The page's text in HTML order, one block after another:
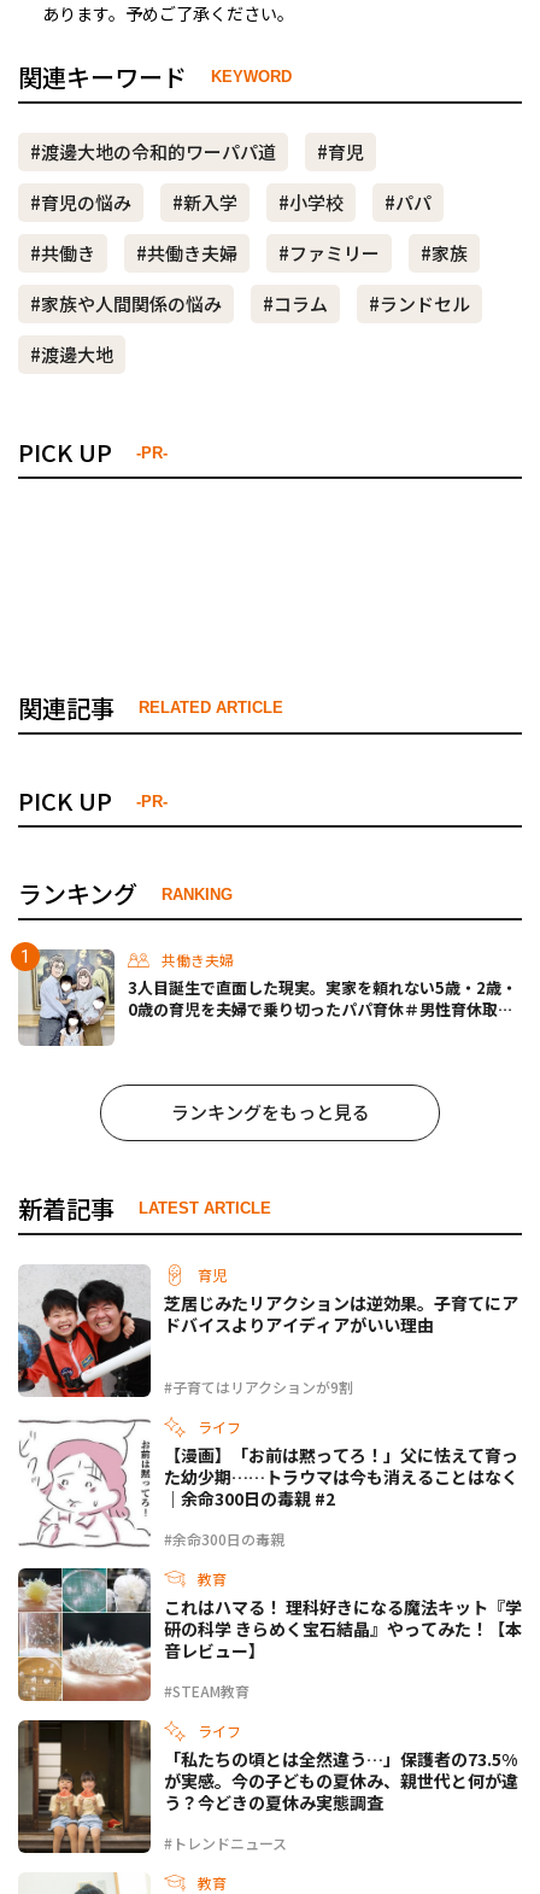
あります。予めご了承ください。
関連キーワード KEYWORD
#渡邊大地の令和的ワーパパ道
#育児
#育児の悩み
#新入学 #小学校
#パパ
#共働き
#共働き夫婦 #ファミリー
#家族
#家族や人間関係の悩み
#コラム
#ランドセル
#渡邊大地
PICK UP -PR-
関連記事 RELATED ARTICLE
PICK UP -PR-
ランキング RANKING
共働き夫婦
3人目誕生で直面した現実。実家を頼れない5歳・2歳・
0歳の育児を夫婦で乗り切ったパパ育休＃男性育休取っ
ランキングをもっと見る
新着記事 LATEST ARTICLE
育児
#子育てはリアクションが9割
芝居じみたリアクションは逆効果。子育てにア
ドバイスよりアイディアがいい理由
ライフ
#余命300日の毒親
【漫画】「お前は黙ってろ！」父に怯えて育っ
た幼少期……トラウマは今も消えることはなく
｜余命300日の毒親 #2
教育
#STEAM教育
これはハマる！ 理科好きになる魔法キット『学
研の科学 きらめく宝石結晶』やってみた！【本
音レビュー】
ライフ
#トレンドニュース
「私たちの頃とは全然違う…」保護者の73.5%
が実感。今の子どもの夏休み、親世代と何が違
う？今どきの夏休み実態調査
教育